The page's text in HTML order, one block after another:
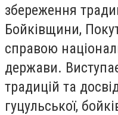
збереження
Бойківщини,
справою
держави.
традицій та
гуцульської,